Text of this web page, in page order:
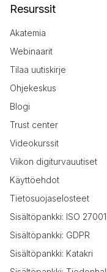
Resurssit
Akatemia
Webinaarit
Tilaa uutiskirje
Ohjekeskus
Blogi
Trust center
Videokurssit
Viikon digiturvauutiset
Käyttöehdot
Tietosuojaselosteet
Sisältöpankki: ISO 27001
Sisältöpankki: GDPR
Sisältöpankki: Katakri